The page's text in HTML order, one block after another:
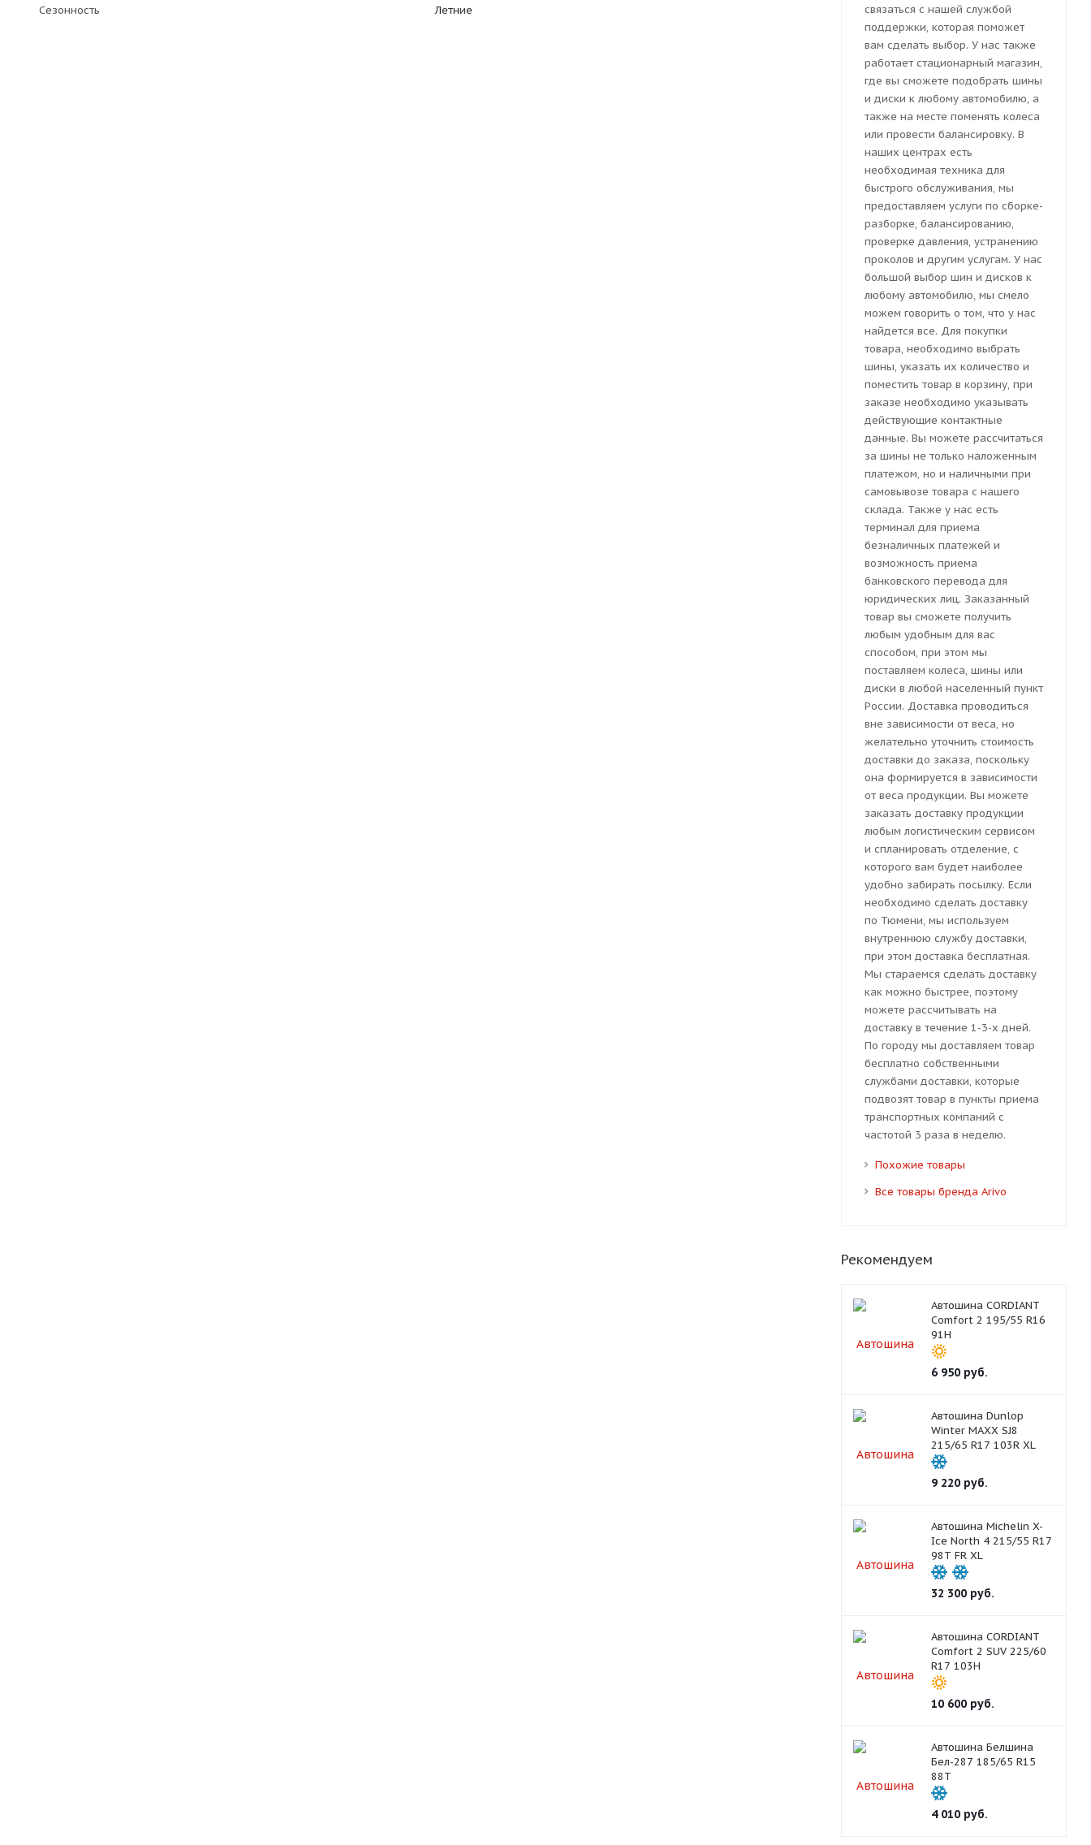
Сезонность Летние
связаться с нашей службой
поддержки, которая поможет
вам сделать выбор. У нас также
работает стационарный магазин,
где вы сможете подобрать шины
и диски к любому автомобилю, а
также на месте поменять колеса
или провести балансировку. В
наших центрах есть
необходимая техника для
быстрого обслуживания, мы
предоставляем услуги по сборке-
разборке, балансированию,
проверке давления, устранению
проколов и другим услугам. У нас
большой выбор шин и дисков к
любому автомобилю, мы смело
можем говорить о том, что у нас
найдется все. Для покупки
товара, необходимо выбрать
шины, указать их количество и
поместить товар в корзину, при
заказе необходимо указывать
действующие контактные
данные. Вы можете рассчитаться
за шины не только наложенным
платежом, но и наличными при
самовывозе товара с нашего
склада. Также у нас есть
терминал для приема
безналичных платежей и
возможность приема
банковского перевода для
юридических лиц. Заказанный
товар вы сможете получить
любым удобным для вас
способом, при этом мы
поставляем колеса, шины или
диски в любой населенный пункт
России. Доставка проводиться
вне зависимости от веса, но
желательно уточнить стоимость
доставки до заказа, поскольку
она формируется в зависимости
от веса продукции. Вы можете
заказать доставку продукции
любым логистическим сервисом
и спланировать отделение, с
которого вам будет наиболее
удобно забирать посылку. Если
необходимо сделать доставку
по Тюмени, мы используем
внутреннюю службу доставки,
при этом доставка бесплатная.
Мы стараемся сделать доставку
как можно быстрее, поэтому
можете рассчитывать на
доставку в течение 1-3-х дней.
По городу мы доставляем товар
бесплатно собственными
службами доставки, которые
подвозят товар в пункты приема
транспортных компаний с
частотой 3 раза в неделю.
Похожие товары
Все товары бренда Arivo
Рекомендуем
Автошина CORDIANT
Comfort 2 195/55 R16
91H
6 950руб.
Автошина Dunlop
Winter MAXX SJ8
215/65 R17 103R XL
9 220руб.
Автошина Michelin X-
Ice North 4 215/55 R17
98T FR XL
32 300руб.
Автошина CORDIANT
Comfort 2 SUV 225/60
R17 103H
10 600руб.
Автошина Белшина
Бел-287 185/65 R15
88T
4 010руб.